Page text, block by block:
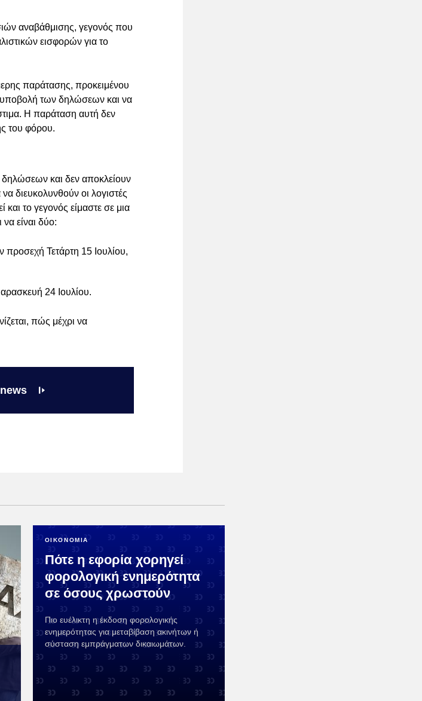
αναβάθμισης, γεγονός που
εισφορών για το
παράτασης, προκειμένου
υποβολή των δηλώσεων και να
Η παράταση αυτή δεν
του φόρου.
και δεν αποκλείουν
διευκολυνθούν οι λογιστές
το γεγονός είμαστε σε μια
είναι δύο:
Τετάρτη 15 Ιουλίου,
24 Ιουλίου.
πώς μέχρι να
ΟΙΚΟΝΟΜΙΑ
Πότε η εφορία χορηγεί
φορολογική ενημερότητα
σε όσους χρωστούν
Πιο ευέλικτη η έκδοση φορολογικής
ενημερότητας για μεταβίβαση ακινήτων ή
σύσταση εμπράγματων δικαιωμάτων.